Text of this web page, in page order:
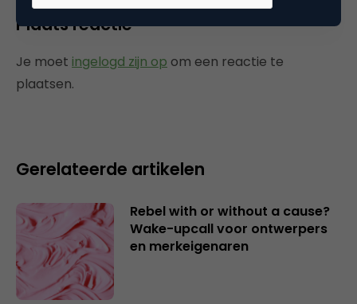
Plaats reactie
Je moet ingelogd zijn op om een reactie te
plaatsen.
Gerelateerde artikelen
Rebel with or without a cause?
Wake-upcall voor ontwerpers
en merkeigenaren